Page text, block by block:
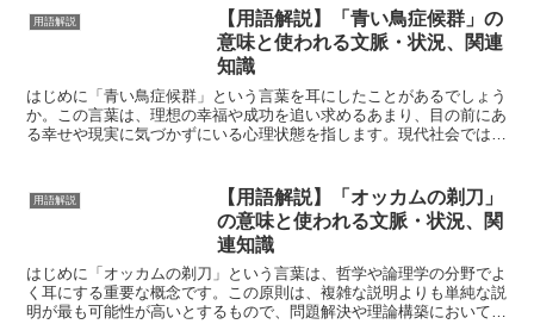
用語解説
【用語解説】「青い鳥症候群」の
意味と使われる文脈・状況、関連
知識
はじめに「青い鳥症候群」という言葉を耳にしたことがあるでしょう
か。この言葉は、理想の幸福や成功を追い求めるあまり、目の前にあ
る幸せや現実に気づかずにいる心理状態を指します。現代社会では、
用語解説
【用語解説】「オッカムの剃刀」
の意味と使われる文脈・状況、関
連知識
はじめに「オッカムの剃刀」という言葉は、哲学や論理学の分野でよ
く耳にする重要な概念です。この原則は、複雑な説明よりも単純な説
明が最も可能性が高いとするもので、問題解決や理論構築において有